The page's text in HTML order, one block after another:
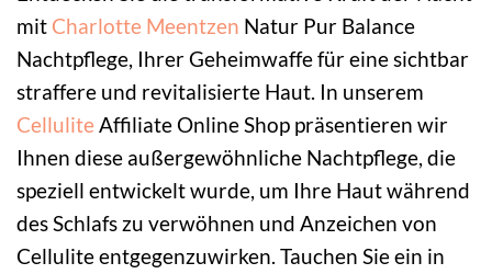
mit Charlotte Meentzen Natur Pur Balance
Nachtpflege, Ihrer Geheimwaffe für eine sichtbar
straffere und revitalisierte Haut. In unserem
Cellulite Affiliate Online Shop präsentieren wir
Ihnen diese außergewöhnliche Nachtpflege, die
speziell entwickelt wurde, um Ihre Haut während
des Schlafs zu verwöhnen und Anzeichen von
Cellulite entgegenzuwirken. Tauchen Sie ein in